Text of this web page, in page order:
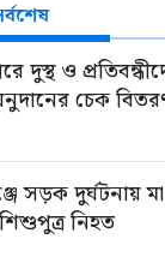
দুস্থ ও
চেক
সড়ক দুর্ঘটনায় মা
নিহত